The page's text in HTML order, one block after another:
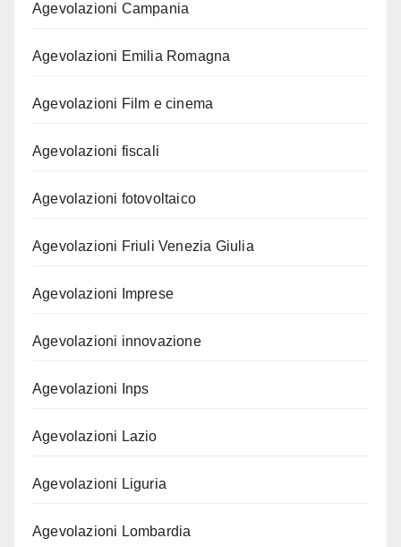
Agevolazioni Campania
Agevolazioni Emilia Romagna
Agevolazioni Film e cinema
Agevolazioni fiscali
Agevolazioni fotovoltaico
Agevolazioni Friuli Venezia Giulia
Agevolazioni Imprese
Agevolazioni innovazione
Agevolazioni Inps
Agevolazioni Lazio
Agevolazioni Liguria
Agevolazioni Lombardia